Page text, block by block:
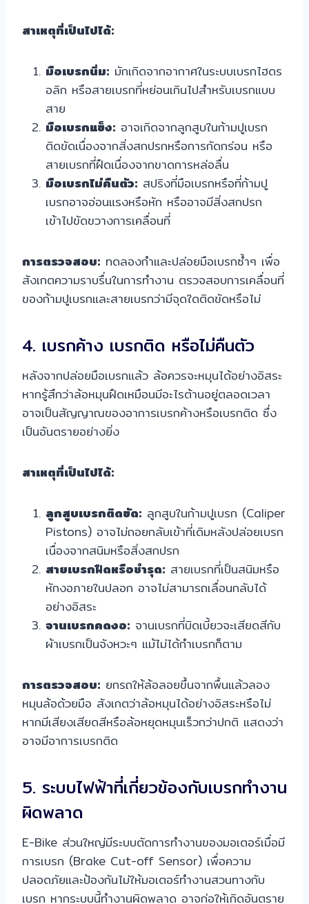
สาเหตุที่เป็นไปได้:
มือเบรกนิ่ม: มักเกิดจากอากาศในระบบเบรกไฮดร
อลิก หรือสายเบรกที่หย่อนเกินไปสำหรับเบรกแบบ
สาย
มือเบรกแข็ง: อาจเกิดจากลูกสูบในก้ามปูเบรก
ติดขัดเนื่องจากสิ่งสกปรกหรือการกัดกร่อน หรือ
สายเบรกที่ฝืดเนื่องจากขาดการหล่อลื่น
มือเบรกไม่คืนตัว: สปริงที่มือเบรกหรือที่ก้ามปู
เบรกอาจอ่อนแรงหรือหัก หรืออาจมีสิ่งสกปรก
เข้าไปขัดขวางการเคลื่อนที่
การตรวจสอบ: ทดลองกำและปล่อยมือเบรกซ้ำๆ เพื่อ
สังเกตความราบรื่นในการทำงาน ตรวจสอบการเคลื่อนที่
ของก้ามปูเบรกและสายเบรกว่ามีจุดใดติดขัดหรือไม่
4. เบรกค้าง เบรกติด หรือไม่คืนตัว
หลังจากปล่อยมือเบรกแล้ว ล้อควรจะหมุนได้อย่างอิสระ
หากรู้สึกว่าล้อหมุนฝืดเหมือนมีอะไรต้านอยู่ตลอดเวลา
อาจเป็นสัญญาณของอาการเบรกค้างหรือเบรกติด ซึ่ง
เป็นอันตรายอย่างยิ่ง
สาเหตุที่เป็นไปได้:
ลูกสูบเบรกติดขัด: ลูกสูบในก้ามปูเบรก (Caliper
Pistons) อาจไม่ถอยกลับเข้าที่เดิมหลังปล่อยเบรก
เนื่องจากสนิมหรือสิ่งสกปรก
สายเบรกฝืดหรือชำรุด: สายเบรกที่เป็นสนิมหรือ
หักงอภายในปลอก อาจไม่สามารถเลื่อนกลับได้
อย่างอิสระ
จานเบรกคดงอ: จานเบรกที่บิดเบี้ยวจะเสียดสีกับ
ผ้าเบรกเป็นจังหวะๆ แม้ไม่ได้กำเบรกก็ตาม
การตรวจสอบ: ยกรถให้ล้อลอยขึ้นจากพื้นแล้วลอง
หมุนล้อด้วยมือ สังเกตว่าล้อหมุนได้อย่างอิสระหรือไม่
หากมีเสียงเสียดสีหรือล้อหยุดหมุนเร็วกว่าปกติ แสดงว่า
อาจมีอาการเบรกติด
5. ระบบไฟฟ้าที่เกี่ยวข้องกับเบรกทำงาน
ผิดพลาด
E-Bike ส่วนใหญ่มีระบบตัดการทำงานของมอเตอร์เมื่อมี
การเบรก (Brake Cut-off Sensor) เพื่อความ
ปลอดภัยและป้องกันไม่ให้มอเตอร์ทำงานสวนทางกับ
เบรก หากระบบนี้ทำงานผิดพลาด อาจก่อให้เกิดอันตราย